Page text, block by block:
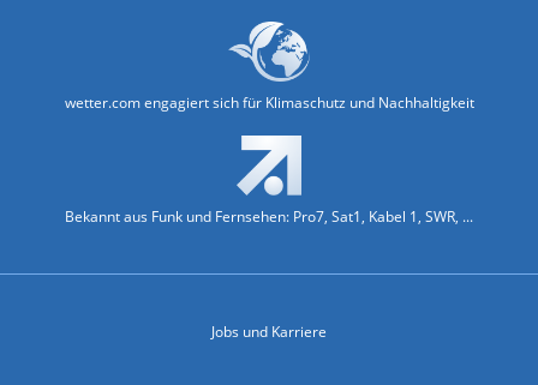
wetter.com engagiert sich für Klimaschutz und Nachhaltigkeit
Bekannt aus Funk und Fernsehen: Pro7, Sat1, Kabel 1, SWR, ...
Jobs und Karriere